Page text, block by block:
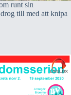
runt sin
till med att knipa